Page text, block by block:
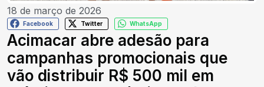
18 de março de 2026
Facebook Twitter WhatsApp
Acimacar abre adesão para
campanhas promocionais que
vão distribuir R$ 500 mil em